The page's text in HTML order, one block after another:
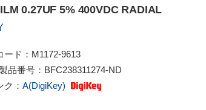
0.27UF 5% 400VDC RADIAL
ード： M1172-9613
品番号： BFC238311274-ND
： A(DigiKey)